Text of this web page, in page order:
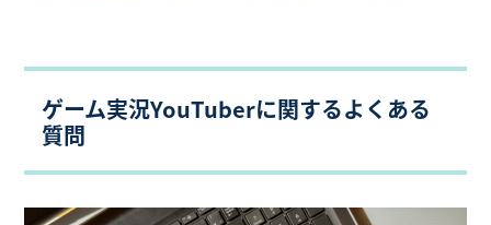
ゲーム実況YouTuberに関するよくある
質問